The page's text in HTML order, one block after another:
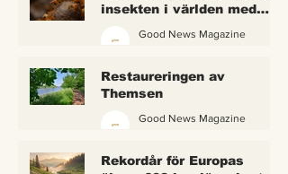
insekten i världen med
Good News Magazine
Restaureringen av
Themsen
Good News Magazine
Rekordår för Europas